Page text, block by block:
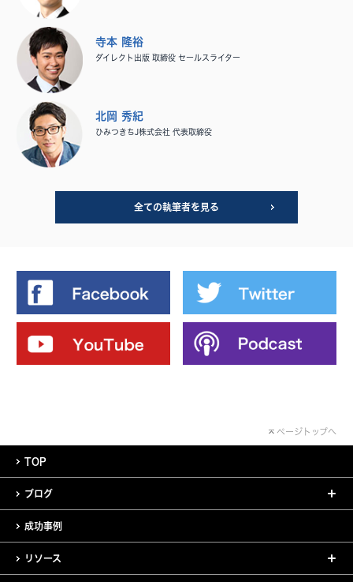
寺本 隆裕
ダイレクト出版 取締役 セールスライター
北岡 秀紀
ひみつきちJ株式会社 代表取締役
全ての執筆者を見る
ページトップへ
TOP
ブログ
成功事例
リソース